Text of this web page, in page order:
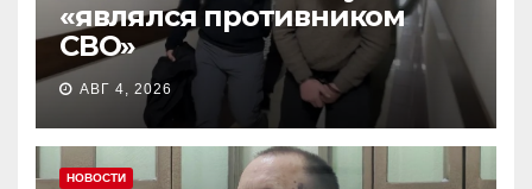
«являлся противником
СВО»
АВГ 4, 2026
НОВОСТИ